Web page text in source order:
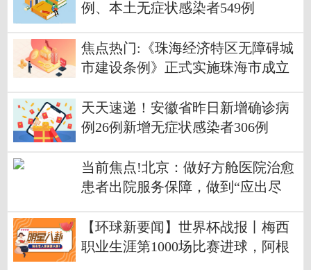
例、本土无症状感染者549例
焦点热门:《珠海经济特区无障碍城
市建设条例》正式实施珠海市成立
队
天天速递！安徽省昨日新增确诊病
例26例新增无症状感染者306例
当前焦点!北京：做好方舱医院治愈
患者出院服务保障，做到“应出尽
【环球新要闻】世界杯战报丨梅西
职业生涯第1000场比赛进球，阿根